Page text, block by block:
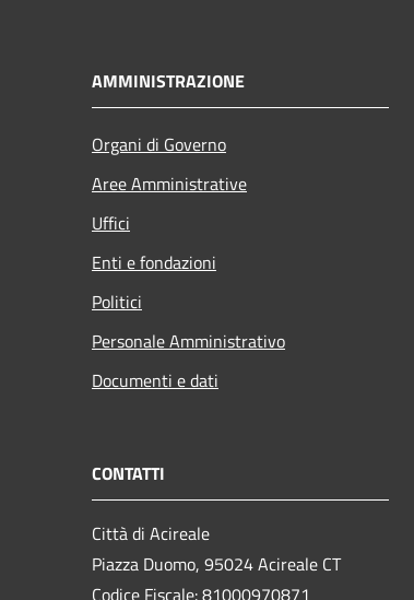
AMMINISTRAZIONE
Organi di Governo
Aree Amministrative
Uffici
Enti e fondazioni
Politici
Personale Amministrativo
Documenti e dati
CONTATTI
Città di Acireale
Piazza Duomo, 95024 Acireale CT
Codice Fiscale: 81000970871